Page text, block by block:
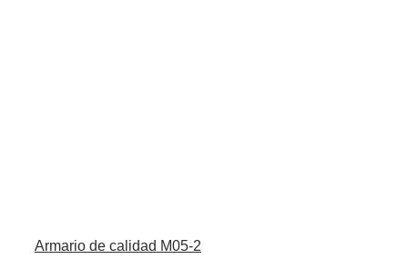
Armario de calidad M05-2